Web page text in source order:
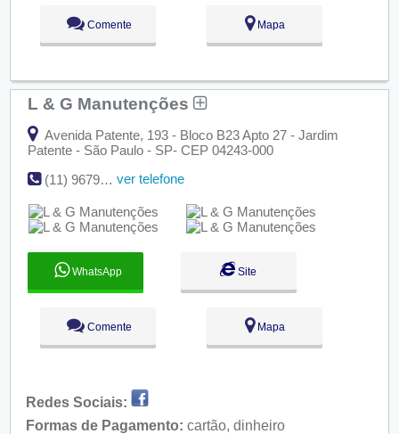
Comente Mapa
L & G Manutenções
Avenida Patente, 193 - Bloco B23 Apto 27 - Jardim
Patente - São Paulo - SP- CEP 04243-000
(11) 96790-7301
ver telefone
WhatsApp Site
Comente Mapa
Redes Sociais:
Formas de Pagamento: cartão, dinheiro